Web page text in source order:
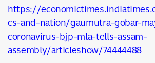
https://
cs-and-nation/gaumutra-gobar-
coronavirus-bjp-mla-tells-assam-
assembly/articleshow/74444488